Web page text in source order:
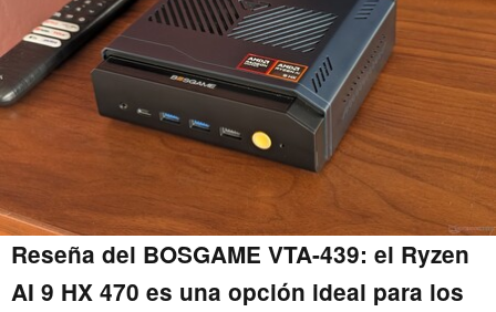
Reseña del BOSGAME VTA-439: el Ryzen
AI 9 HX 470 es una opción ideal para los